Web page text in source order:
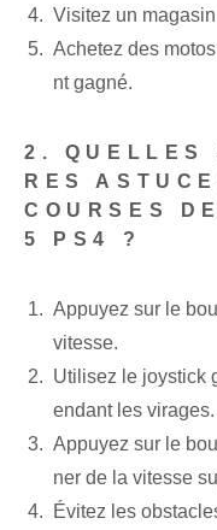
Visitez un
Achetez des
nt gagné.
2. QUELLES
RES
COURSES
5 PS4 ?
Appuyez⁤ sur le
vitesse.
Utilisez le joystick
endant les virages.
Appuyez sur le
ner de la vitesse
Évitez les